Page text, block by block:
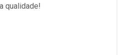
qualidade!